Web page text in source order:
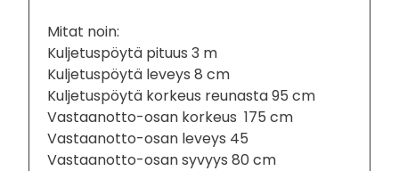
Mitat noin:
Kuljetuspöytä pituus 3 m
Kuljetuspöytä leveys 8 cm
Kuljetuspöytä korkeus reunasta 95 cm
Vastaanotto-osan korkeus 175 cm
Vastaanotto-osan leveys 45
Vastaanotto-osan syvyys 80 cm